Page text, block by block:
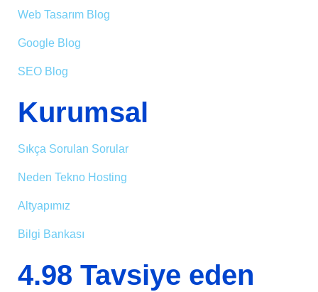
Web Tasarım Blog
Google Blog
SEO Blog
Kurumsal
Sıkça Sorulan Sorular
Neden Tekno Hosting
Altyapımız
Bilgi Bankası
4.98 Tavsiye eden